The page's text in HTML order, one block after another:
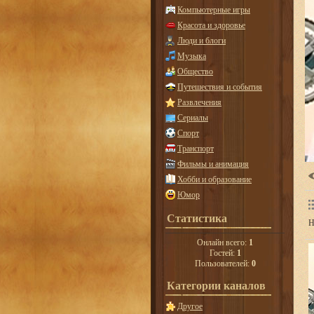
Компьютерные игры
Красота и здоровье
Люди и блоги
Музыка
Общество
Путешествия и события
Развлечения
Сериалы
Спорт
Транспорт
Фильмы и анимация
Хобби и образование
Юмор
Статистика
Онлайн всего: 1
Гостей: 1
Пользователей: 0
Категории каналов
Другое